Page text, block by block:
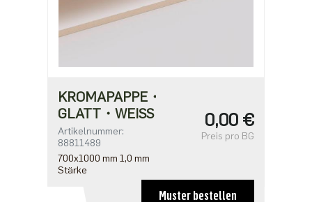
KROMAPAPPE・
GLATT・WEISS
Artikelnummer:
88811489
700x1000 mm 1,0 mm
Stärke
0,00 €
Preis pro BG
Muster bestellen